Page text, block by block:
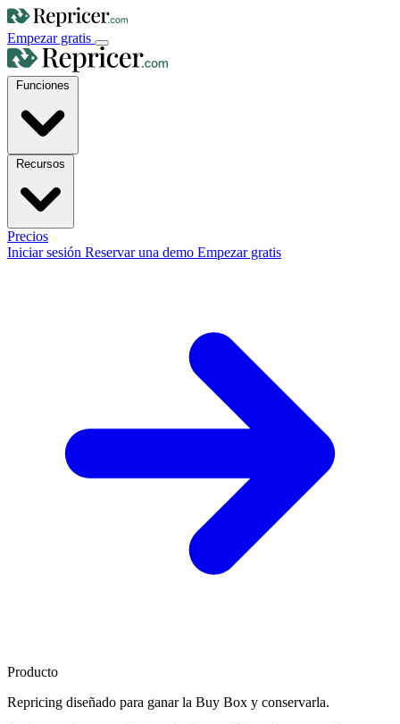
Empezar gratis
Precios
Iniciar sesión Reservar una demo Empezar gratis
Producto
Repricing diseñado para ganar la Buy Box y conservarla.